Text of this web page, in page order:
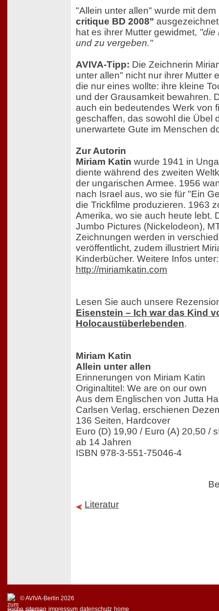
"Allein unter allen" wurde mit dem
critique BD 2008"
hat es ihrer Mutter gewidmet, "die
und zu vergeben."
AVIVA-Tipp: Die Zeichnerin
unter allen" nicht nur ihrer Mutter
die nur eines wollte: ihre kleine
und der Grausamkeit bewahren.
auch ein bedeutendes Werk von
geschaffen, das sowohl die Übel
unerwartete Gute im Menschen
Zur Autorin
Miriam Katin wurde 1941 in
diente während des zweiten
der ungarischen Armee. 1956
nach Israel aus, wo sie für "Ein
die Trickfilme produzieren. 1963
Amerika, wo sie auch heute lebt.
Jumbo Pictures (Nickelodeon),
Zeichnungen werden in
veröffentlicht, zudem illustriert
Kinderbücher. Weitere Infos unter:
http://miriamkatin.com
Lesen Sie auch unsere
Eisenstein – Ich war das Kind
Holocaustüberlebenden.
Miriam Katin
Allein unter allen
Erinnerungen von Miriam Katin
Originaltitel: We are on our own
Aus dem Englischen von Jutta
Carlsen Verlag, erschienen
136 Seiten, Hardcover
Euro (D) 19,90 / Euro (A) 20,50 /
ab 14 Jahren
ISBN 978-3-551-75046-4
Literatur
© AVIVA-Berlin 2026
suche sitemap impressum datenschutz home